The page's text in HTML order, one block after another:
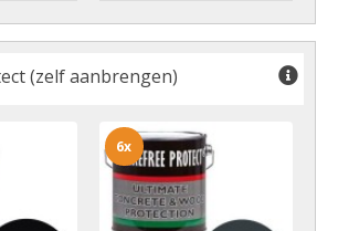
(zelf aanbrengen)
6x